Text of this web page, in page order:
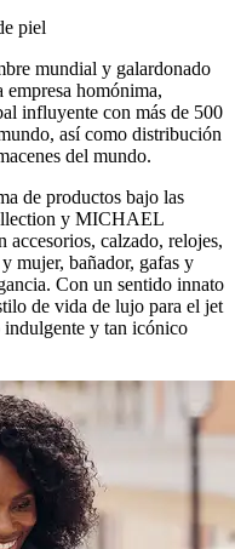
piel
mundial y galardonado
homónima,
influyente con más de 500
así como distribución
del mundo.
de productos bajo las
y MICHAEL
calzado, relojes,
mujer, bañador, gafas y
Con un sentido innato
de vida de lujo para el jet
indulgente y tan icónico